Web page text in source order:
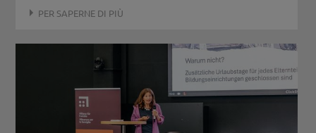
PER SAPERNE DI PIÙ